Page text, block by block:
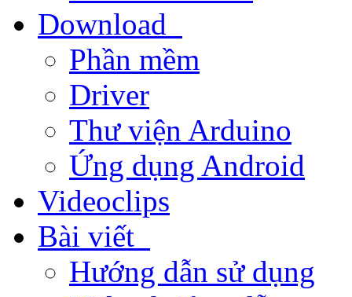
Download
Phần mềm
Driver
Thư viện Arduino
Ứng dụng Android
Videoclips
Bài viết
Hướng dẫn sử dụng